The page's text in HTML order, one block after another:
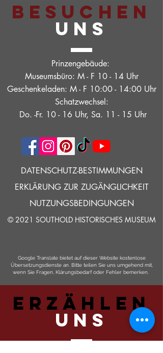
BESUCHEN
UNS
Prinzengebäude:
Museumsbüro: M - F 10 - 14 Uhr
Geschenkeladen: M - F 10:00 - 14:00 Uhr
Schatzwechsel:
Do. -Fr. 10 - 16 Uhr, Sa. 11 - 15 Uhr
DATENSCHUTZ-BESTIMMUNGEN
ERKLÄRUNG ZUR ZUGÄNGLICHKEIT
NUTZUNGSBEDINGUNGEN
© 2021 SOUTHOLD HISTORISCHES MUSEUM
Google Translate bietet auf dieser Website kostenlose
Übersetzungsdienste an. Bitte teilen Sie uns umgehend mit,
wenn Sie Fragen, Klärungsbedarf oder Fehler bemerken.
ERZÄHLEN
UNS